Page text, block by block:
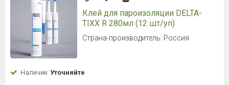
Клей для пароизоляции DELTA-
TIXX R 280мл (12 шт/уп)
Страна-производитель: Россия
Наличие: Уточняйте